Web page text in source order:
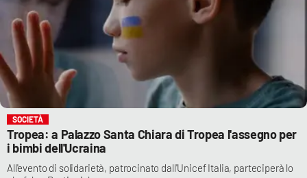
SOCIETÀ
Tropea: a Palazzo Santa Chiara di Tropea l'assegno per
i bimbi dell'Ucraina
All'evento di solidarietà, patrocinato dall'Unicef Italia, parteciperà lo